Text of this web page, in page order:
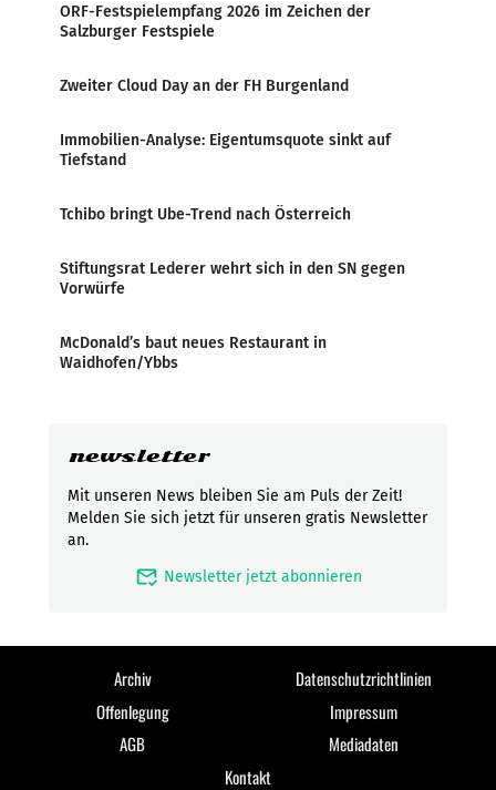
ORF-Festspielempfang 2026 im Zeichen der
Salzburger Festspiele
Zweiter Cloud Day an der FH Burgenland
Immobilien-Analyse: Eigentumsquote sinkt auf
Tiefstand
Tchibo bringt Ube-Trend nach Österreich
Stiftungsrat Lederer wehrt sich in den SN gegen
Vorwürfe
McDonald’s baut neues Restaurant in
Waidhofen/Ybbs
newsletter
Mit unseren News bleiben Sie am Puls der Zeit!
Melden Sie sich jetzt für unseren gratis Newsletter
an.
mark_email_read Newsletter jetzt abonnieren
Archiv
Datenschutzrichtlinien
Offenlegung
Impressum
AGB
Mediadaten
Kontakt